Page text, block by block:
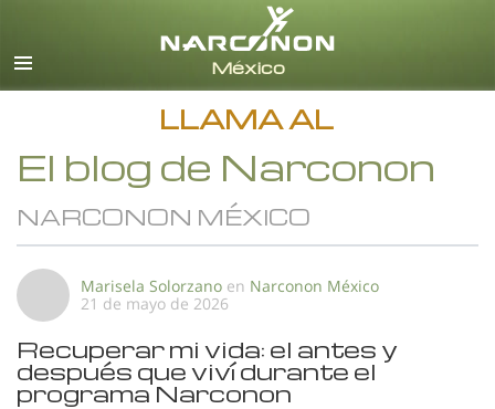
Español
Todas las Regiones/Idiomas
LLAMA AL
El blog de Narconon
NARCONON MÉXICO
Marisela Solorzano en Narconon México
21 de mayo de 2026
Recuperar mi vida: el antes y
después que viví durante el
programa Narconon